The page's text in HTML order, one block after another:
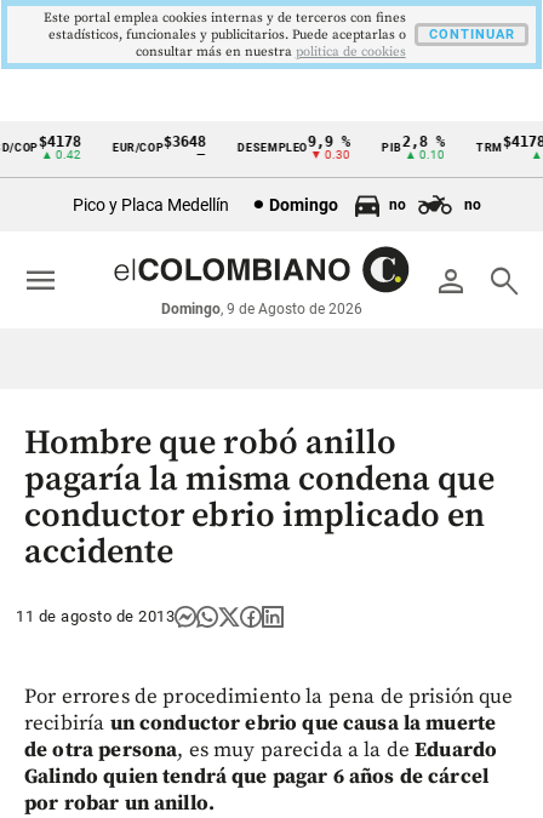
Cintillo
económicos
Colombia
$4178
▲ 0.42
EUR/COP$3648 DESEMPLEO 9,9 %
▼ 0.30
PIB2,8 %
▲ 0.10
TRM
▲
Pico y Placa Medellín Domingo no no
person search
Domingo, 9 de Agosto de 2026
menu
Hombre que robó anillo
pagaría la misma condena que
conductor ebrio implicado en
accidente
11 de agosto de 2013
Por errores de procedimiento la pena de prisión que
recibiría un conductor ebrio que causa la muerte
de otra persona, es muy parecida a la deEduardo
Galindo quien tendrá que pagar 6 años de cárcel
por robar un anillo.
Este portal emplea cookies internas y de terceros con fines
estadísticos, funcionales y publicitarios. Puede aceptarlas o
consultar más en nuestra politica de cookies
CONTINUAR